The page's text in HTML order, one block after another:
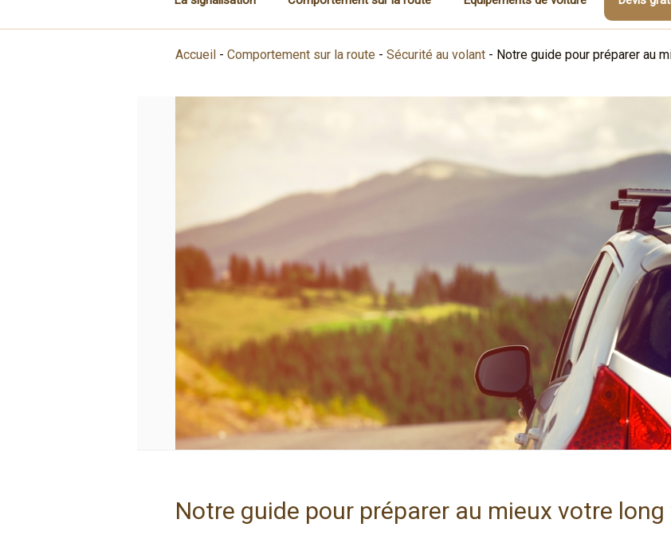
Accueil - Comportement sur la route - Sécurité au volant - Notre guide pour préparer au
Notre guide pour préparer au mieux votre